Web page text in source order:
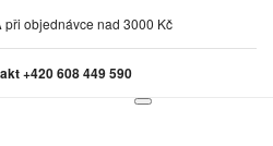
při objednávce nad 3000 Kč
+420 608 449 590